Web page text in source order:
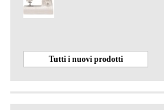
Tutti i nuovi prodotti